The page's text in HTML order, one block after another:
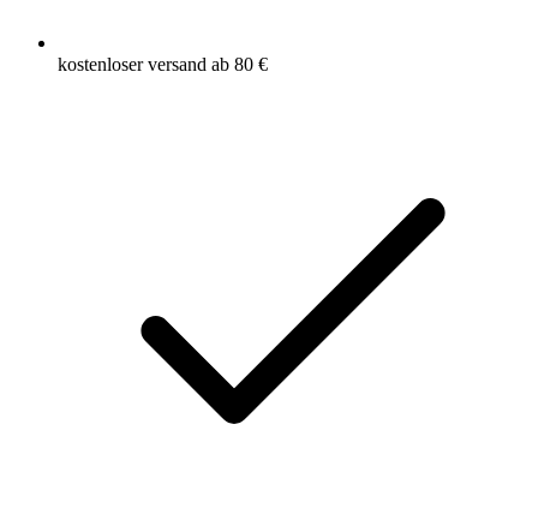
kostenloser versand ab 80 €